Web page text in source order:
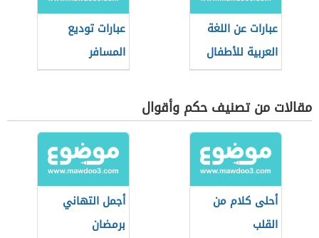
عبارات عن اللغة
العربية للأطفال
عبارات توديع
المسافر
مقالات من تصنيف حكم وأقوال
أحلى كلام من
القلب
أجمل التهاني
برمضان